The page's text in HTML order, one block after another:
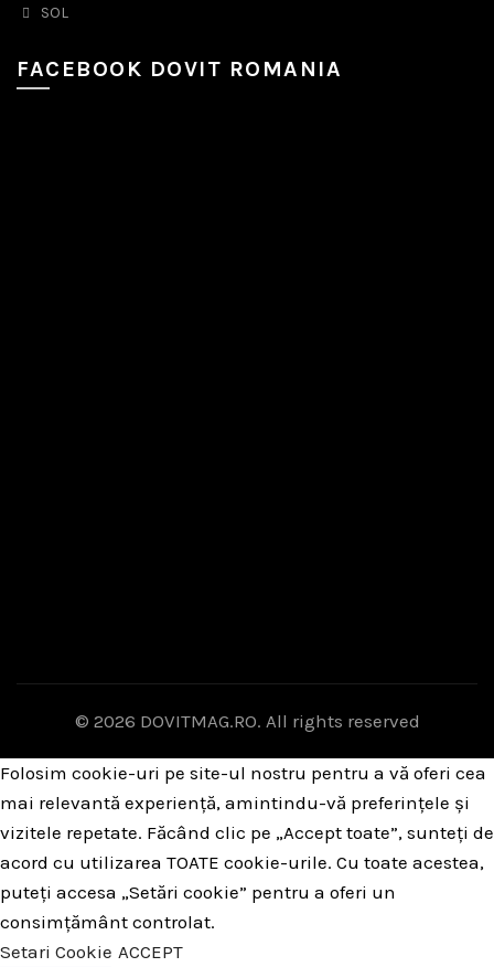
SOL
FACEBOOK DOVIT ROMANIA
© 2026 DOVITMAG.RO. All rights reserved
Folosim cookie-uri pe site-ul nostru pentru a vă oferi cea
mai relevantă experiență, amintindu-vă preferințele și
vizitele repetate. Făcând clic pe „Accept toate”, sunteți de
acord cu utilizarea TOATE cookie-urile. Cu toate acestea,
puteți accesa „Setări cookie” pentru a oferi un
consimțământ controlat.
Setari Cookie ACCEPT